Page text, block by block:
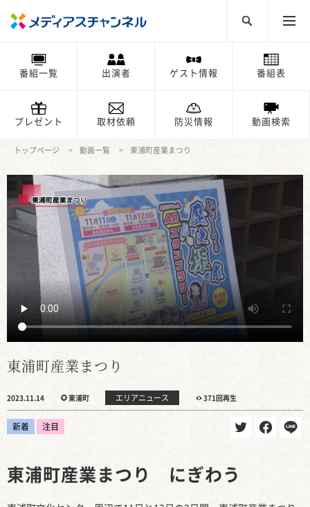
番組一覧 出演者 ゲスト情報 番組表
プレゼント 取材依頼 防災情報 動画検索
トップページ 動画一覧 東浦町産業まつり
東浦町産業まつり
2023.11.14 東浦町 エリアニュース 371回再生
新着 注目
東浦町産業まつり にぎわう